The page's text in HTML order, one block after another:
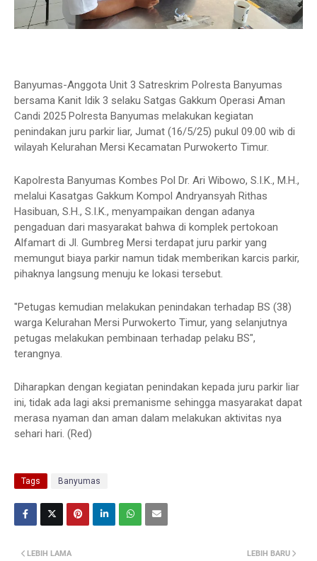
Banyumas-Anggota Unit 3 Satreskrim Polresta Banyumas
bersama Kanit Idik 3 selaku Satgas Gakkum Operasi Aman
Candi 2025 Polresta Banyumas melakukan kegiatan
penindakan juru parkir liar, Jumat (16/5/25) pukul 09.00 wib di
wilayah Kelurahan Mersi Kecamatan Purwokerto Timur.
Kapolresta Banyumas Kombes Pol Dr. Ari Wibowo, S.I.K., M.H.,
melalui Kasatgas Gakkum Kompol Andryansyah Rithas
Hasibuan, S.H., S.I.K., menyampaikan dengan adanya
pengaduan dari masyarakat bahwa di komplek pertokoan
Alfamart di Jl. Gumbreg Mersi terdapat juru parkir yang
memungut biaya parkir namun tidak memberikan karcis parkir,
pihaknya langsung menuju ke lokasi tersebut.
"Petugas kemudian melakukan penindakan terhadap BS (38)
warga Kelurahan Mersi Purwokerto Timur, yang selanjutnya
petugas melakukan pembinaan terhadap pelaku BS",
terangnya.
Diharapkan dengan kegiatan penindakan kepada juru parkir liar
ini, tidak ada lagi aksi premanisme sehingga masyarakat dapat
merasa nyaman dan aman dalam melakukan aktivitas nya
sehari hari. (Red)
Tags Banyumas
LEBIH BARU
LEBIH LAMA